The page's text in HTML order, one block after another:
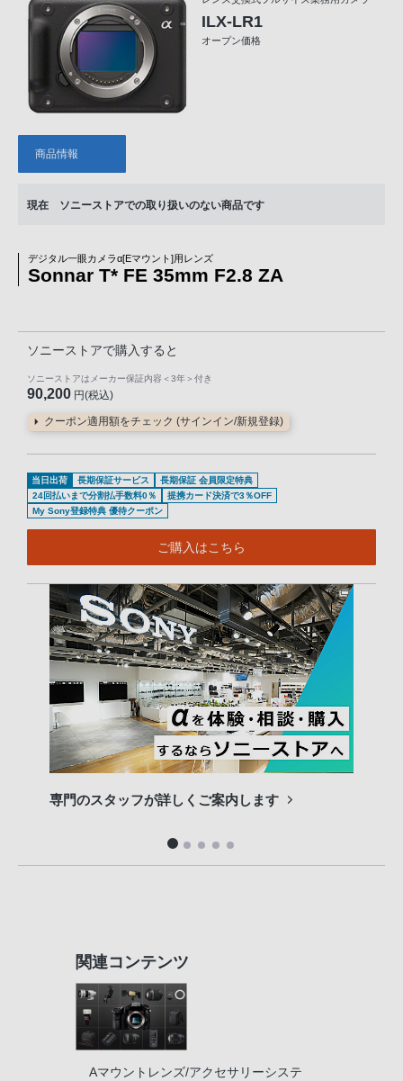
ILX-LR1
オープン価格
商品情報
現在 ソニーストアでの取り扱いのない商品です
デジタル一眼カメラα[Eマウント]用レンズ
Sonnar T* FE 35mm F2.8 ZA
ソニーストアで購入すると
ソニーストアはメーカー保証内容 ＜3年＞ 付き
90,200 円(税込)
クーポン適用額をチェック (サインイン/新規登録)
当日出荷 長期保証サービス
長期保証 会員限定特典
24回払いまで分割払手数料0％
提携カード決済で3％OFF
My Sony登録特典 優待クーポン
ご購入はこちら
専門のスタッフが詳しくご案内します
関連コンテンツ
Aマウントレンズ/アクセサリーシステ